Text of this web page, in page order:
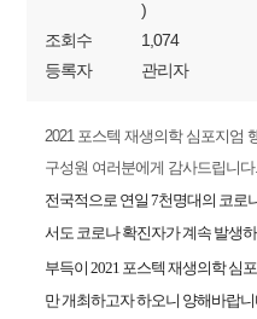
)
조회수
1,074
등록자
관리자
2021 포스텍 재생의학 심포지엄
구성원 여러분에게 감사드립니다.
전국적으로 연일 7천명대의 코로
서도 코로나 확진자가 계속 발생
부득이 2021 포스텍 재생의학 심
만개최하고자 하오니 양해바랍